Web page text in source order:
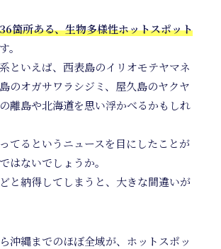
箇所ある、生物多様性ホットスポット
。
といえば、西表島のイリオモテヤマネ
のオガサワラシジミ、屋久島のヤクヤ
離島や北海道を思い浮かべるかもしれ
てるというニュースを目にしたことが
はないでしょうか。
と納得してしまうと、大きな間違いが
沖縄までのほぼ全域が、ホットスポッ